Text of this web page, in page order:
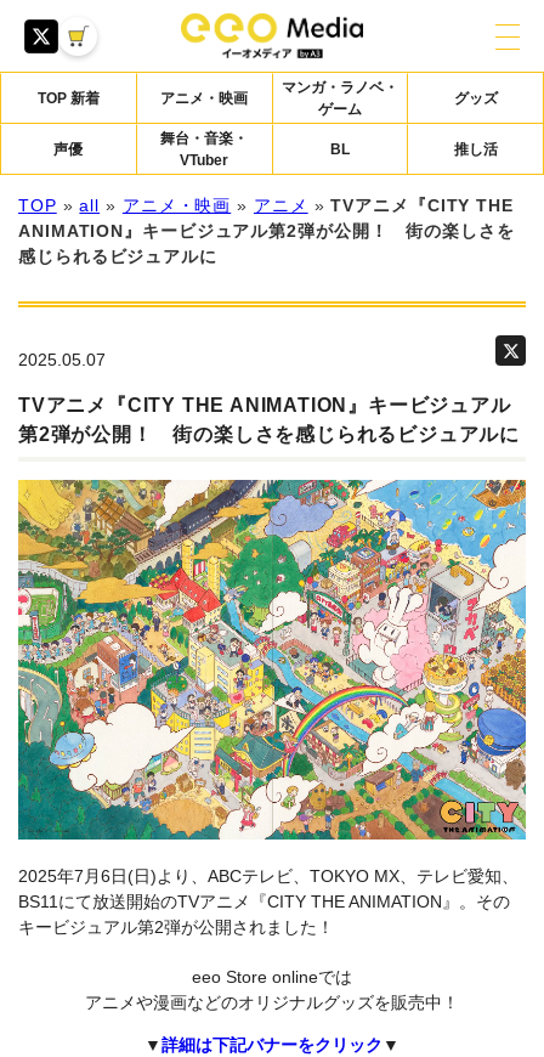
TOP 新着 アニメ・映画
マンガ・ラノベ・
ゲーム
グッズ
声優
舞台・音楽・
VTuber
BL 推し活
TOP »all » アニメ・映画 » アニメ »TVアニメ『CITY THE
ANIMATION』キービジュアル第2弾が公開！ 街の楽しさを
感じられるビジュアルに
2025.05.07
TVアニメ『CITY THE ANIMATION』キービジュアル
第2弾が公開！ 街の楽しさを感じられるビジュアルに
2025年7月6日(日)より、ABCテレビ、TOKYO MX、テレビ愛知、
BS11にて放送開始のTVアニメ『CITY THE ANIMATION』。その
キービジュアル第2弾が公開されました！
eeo Store onlineでは
アニメや漫画などのオリジナルグッズを販売中！
▼詳細は下記バナーをクリック ▼